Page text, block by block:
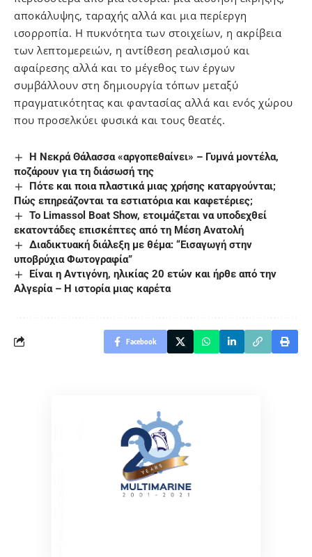
αποκάλυψης, ταραχής αλλά και μια περίεργη
ισορροπία. Η πυκνότητα των στοιχείων, η ακρίβεια
των λεπτομερειών, η αντίθεση ρεαλισμού και
αφαίρεσης αλλά και το μέγεθος των έργων
συμβάλλουν στη δημιουργία τόπων μεταξύ
πραγματικότητας και φαντασίας αλλά και ενός χώρου
που προσελκύει φυσικά και τους θεατές.
Η Νεκρά Θάλασσα «αργοπεθαίνει» – Γυμνά μοντέλα,
ποζάρουν για τη διάσωσή της
Πότε και ποια πλαστικά μιας χρήσης καταργούνται;
Πώς επηρεάζονται τα εστιατόρια και καφετέριες;
To Limassol Boat Show, ετοιμάζεται να υποδεχθεί
εκατοντάδες επισκέπτες από τη Μέση Ανατολή
Διαδικτυακή διάλεξη με θέμα: “Εισαγωγή στην
υποβρύχια Φωτογραφία”
Είναι η Αντιγόνη, ηλικίας 20 ετών και ήρθε από την
Αλγερία – Η ιστορία μιας καρέτα
Facebook